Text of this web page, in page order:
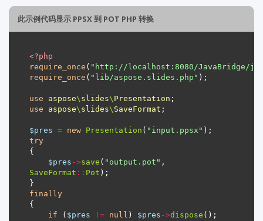
此示例代码显示 PPSX 到 POT PHP 转换
<?php
require_once ( "http://localhost:8080/JavaBridge/
require_once ( "lib/aspose.slides.php"
use aspose\ slides\ Presentation
use
aspose\ slides\ SaveFormat
$pres = new Presentation ( "input.ppsx"
try
$pres ->save ( "output.pot"
SaveFormat :: Pot
finally
if ( $pres != null ) $pres ->dispose